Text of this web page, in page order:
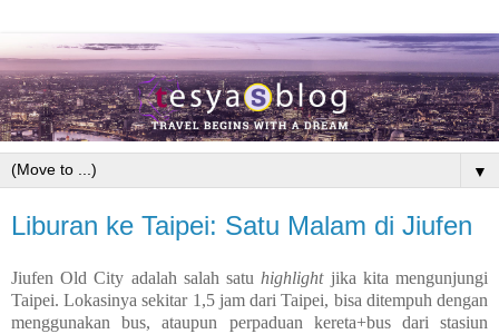
▼
Liburan ke Taipei: Satu Malam di Jiufen
Jiufen Old City adalah salah satuhighlightjika kita mengunjungi
Taipei. Lokasinya sekitar 1,5 jam dari Taipei, bisa ditempuh dengan
menggunakan bus, ataupun perpaduan kereta+bus dari stasiun